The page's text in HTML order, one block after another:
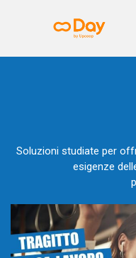
Soluzioni studiate per
esigenze